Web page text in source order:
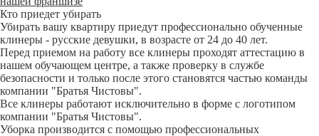
Кто приедет убирать
Убирать вашу квартиру приедут профессионально обученные
клинеры - русские девушки, в возрасте от 24 до 40 лет.
Перед приемом на работу все клинеры проходят аттестацию в
нашем обучающем центре, а также проверку в службе
безопасности и только после этого становятся частью команды
компании "Братья Чистовы".
Все клинеры работают исключительно в форме с логотипом
компании "Братья Чистовы".
Уборка производится с помощью профессиональных